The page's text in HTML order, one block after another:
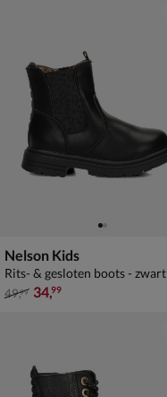
Nelson Kids
Rits- & gesloten boots - zwart
van € 49,99 voor € 34,99
49,99 34,99